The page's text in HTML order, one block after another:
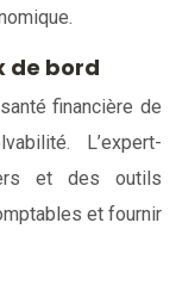
de bord
financière de
L’expert-
et des outils
et fournir